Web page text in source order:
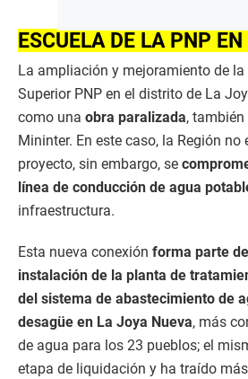
ESCUELA DE LA PNP
La ampliación y mejoramiento de la
Superior PNP en el distrito de La
como una obra paralizada, también
Mininter. En este caso, la Región no
proyecto, sin embargo, se
línea de conducción de agua
infraestructura.
Esta nueva conexión forma parte
instalación de la planta de
del sistema de abastecimiento de
desagüe en La Joya Nueva, más
de agua para los 23 pueblos; el
etapa de liquidación y ha traído